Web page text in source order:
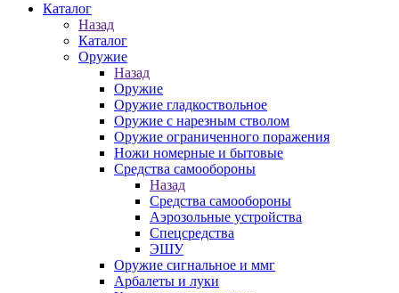
Каталог
Назад
Каталог
Оружие
Назад
Оружие
Оружие гладкоствольное
Оружие с нарезным стволом
Оружие ограниченного поражения
Ножи номерные и бытовые
Средства самообороны
Назад
Средства самообороны
Аэрозольные устройства
Спецсредства
ЭШУ
Оружие сигнальное и ммг
Арбалеты и луки